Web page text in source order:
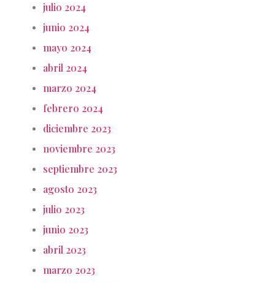
julio 2024
junio 2024
mayo 2024
abril 2024
marzo 2024
febrero 2024
diciembre 2023
noviembre 2023
septiembre 2023
agosto 2023
julio 2023
junio 2023
abril 2023
marzo 2023